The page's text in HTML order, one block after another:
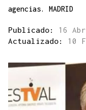
agencias. MADRID
Publicado: 16
Actualizado: 10